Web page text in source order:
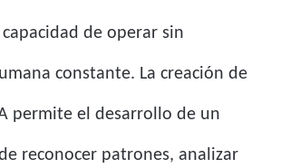
de operar sin
constante. La creación de
permite el desarrollo de un
reconocer patrones, analizar